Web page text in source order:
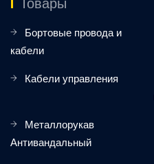
Товары
Бортовые провода и
кабели
Кабели управления
Металлорукав
Антивандальный